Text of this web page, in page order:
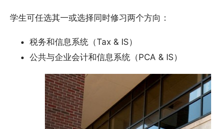
学生可任选其一或选择同时修习两个方向：
税务和信息系统（Tax & IS）
公共与企业会计和信息系统（PCA & IS）